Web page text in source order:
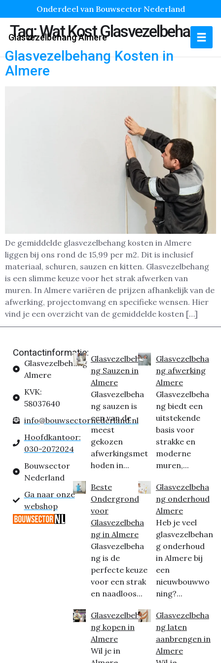
Onderdeel van Bouwsector Nederland
Glasvezelbehang Almere
Tag:Wat Kost Glasvezelbehang
Glasvezelbehang Kosten in
Almere
De gemiddelde glasvezelbehang kosten in Almere
liggen bij ons rond de 15,99 per m2. Dit is inclusief
materiaal, schuren, sauzen en kitten. Glasvezelbehang
is een slimme keuze voor het strak afwerken van
muren. In Almere variëren de prijzen afhankelijk van de
afwerking, projectomvang en specifieke wensen. Hier
vind je een overzicht van de gemiddelde kosten […]
Contactinformatie:
Glasvezelbehang
Almere
KVK:
58037640
info@bouwsectornederland.nl
Hoofdkantoor:
030-2072024
Bouwsector
Nederland
Ga naar onze
webshop
Glasvezelbeha
ng Sauzen in
Almere
Glasvezelbeha
ng sauzen is
een van de
meest
gekozen
afwerkingsmet
hoden in...
Beste
Ondergrond
voor
Glasvezelbeha
ng in Almere
Glasvezelbeha
ng is de
perfecte keuze
voor een strak
en naadloos...
Glasvezelbeha
ng kopen in
Almere
Wil je in
Glasvezelbeha
ng afwerking
Almere
Glasvezelbeha
ng biedt een
uitstekende
basis voor
strakke en
moderne
muren,...
Glasvezelbeha
ng onderhoud
Almere
Heb je veel
glasvezelbehan
g onderhoud
in Almere bij
een
nieuwbouwwo
ning?...
Glasvezelbeha
ng laten
aanbrengen in
Almere